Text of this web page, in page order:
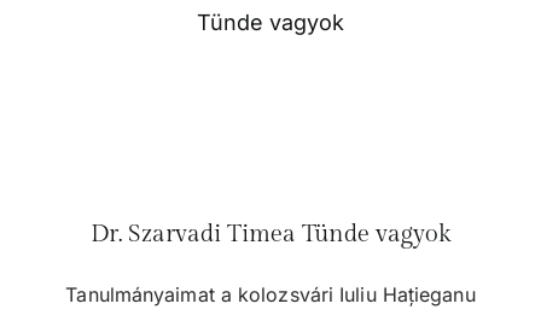
Dr. Szarvadi Timea Tünde vagyok
Tanulmányaimat a kolozsvári Iuliu Hațieganu